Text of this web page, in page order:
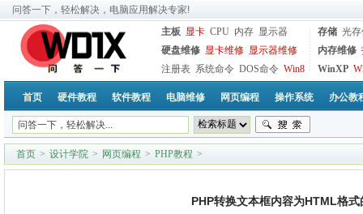
问答一下，轻松解决，电脑应用解决专家!
主板 显卡 CPU 内存 显示器
硬盘维修 显卡维修 显示器维修
注册表 系统命令 DOS命令 Win8
存储 光
内存维修
WinXP
首页 硬件教程 软件教程 电脑维修 网页编程 操作系统 办公教
首页 > 设计学院 > 网页编程 > PHP教程 >
PHP转换文本框内容为HTML格式